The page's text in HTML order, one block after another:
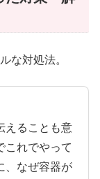
な対処法。
えることも意
これでやって
、なぜ容器が